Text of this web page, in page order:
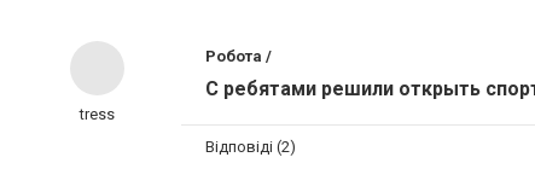
tress
Робота /
С ребятами решили открыть
Відповіді (2)